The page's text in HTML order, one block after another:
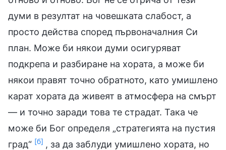
думи в резултат на човешката слабост, а
просто действа според първоначалния Си
план. Може би някои думи осигуряват
подкрепа и разбиране на хората, а може би
някои правят точно обратното, като умишлено
карат хората да живеят в атмосфера на смърт
— и точно заради това те страдат. Така че
може би Бог определя „стратегията на пустия
град“ [б] , за да заблуди умишлено хората, но